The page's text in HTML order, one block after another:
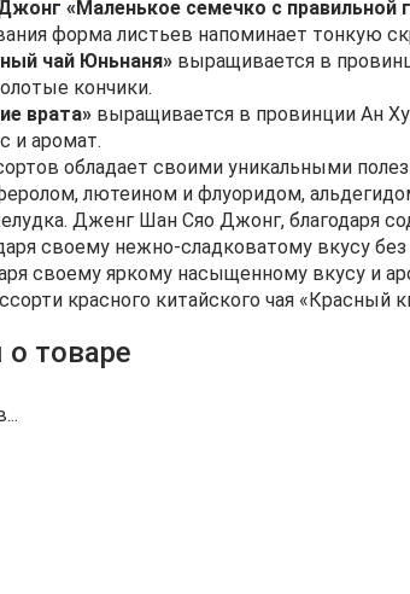
«Маленькое семечко с правильной
форма листьев напоминает тонкую
чай Юньнаня» выращивается в
кончики.
врата» выращивается в провинции Ан
и аромат.
обладает своими уникальными
лютеином и флуоридом,
Дженг Шан Сяо Джонг, благодаря
своему нежно-сладковатому вкусу
своему яркому насыщенному вкусу и
красного китайского чая
товаре